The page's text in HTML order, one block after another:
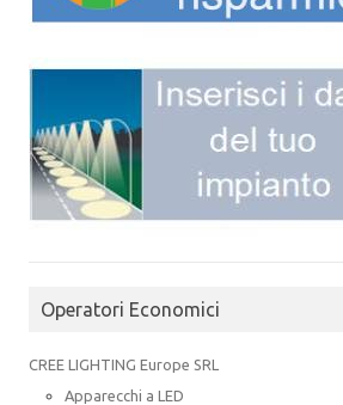
Operatori Economici
CREE LIGHTING Europe SRL
Apparecchi a LED